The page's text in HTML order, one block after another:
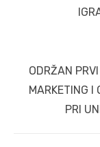
Next
post:
ODRŽAN
MARKETING I
PRI